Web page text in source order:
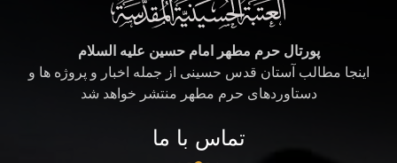
پورتال حرم مطهر امام حسین علیه السلام
اینجا مطالب آستان قدس حسینی از جمله اخبار و پروژه ها و
دستاوردهای حرم مطهر منتشر خواهد شد
تماس با ما